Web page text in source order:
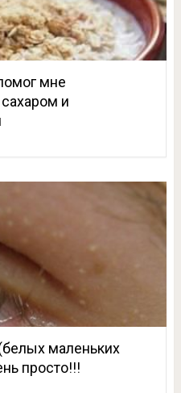
мне
и
маленьких
просто!!!